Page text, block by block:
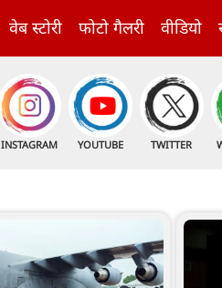
वेब स्टोरी फोटो गैलरी वीडियो
INSTAGRAM YOUTUBE TWITTER